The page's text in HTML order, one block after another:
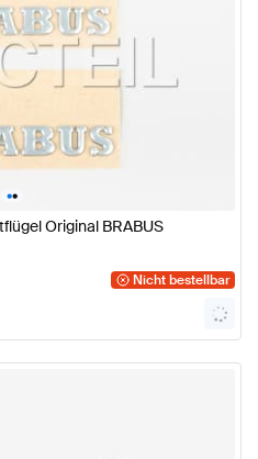
••
Original BRABUS
Nicht bestellbar